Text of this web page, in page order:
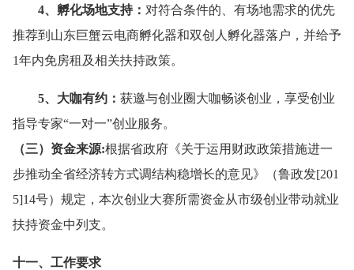
4、孵化场地支持： 对符合条件的、有场地需求的优先
推荐到山东巨蟹云电商孵化器和双创人孵化器落户，并给予
1年内免房租及相关扶持政策。
5、大咖有约： 获邀与创业圈大咖畅谈创业，享受创业
指导专家“一对一”创业服务。
（三）资金来源:根据省政府《关于运用财政政策措施进一
步推动全省经济转方式调结构稳增长的意见》（鲁政发[201
5]14号）规定，本次创业大赛所需资金从市级创业带动就业
扶持资金中列支。
十一、工作要求